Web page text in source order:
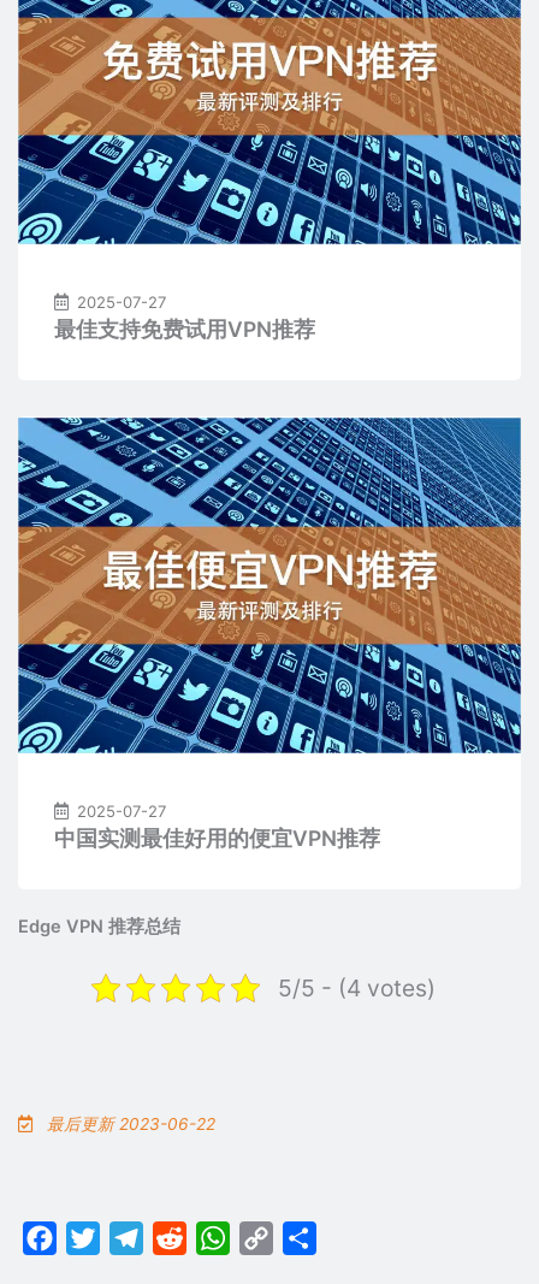
2025-07-27
最佳支持免费试用VPN推荐
2025-07-27
中国实测最佳好用的便宜VPN推荐
Edge VPN 推荐总结
5/5 - (4 votes)
最后更新 2023-06-22
FacebookTwitterTelegram
RedditWhatsApp
Copy